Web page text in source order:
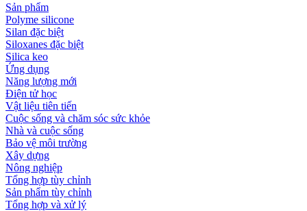
Sản phẩm
Polyme silicone
Silan đặc biệt
Siloxanes đặc biệt
Silica keo
Ứng dụng
Năng lượng mới
Điện tử học
Vật liệu tiên tiến
Cuộc sống và chăm sóc sức khỏe
Nhà và cuộc sống
Bảo vệ môi trường
Xây dựng
Nông nghiệp
Tổng hợp tùy chỉnh
Sản phẩm tùy chỉnh
Tổng hợp và xử lý